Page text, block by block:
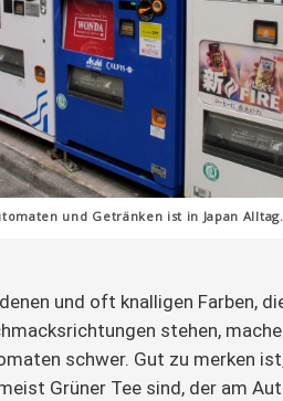
und Getränken ist in Japan
und oft knalligen Farben,
stehen,
schwer. Gut zu merken
Grüner Tee sind, der am